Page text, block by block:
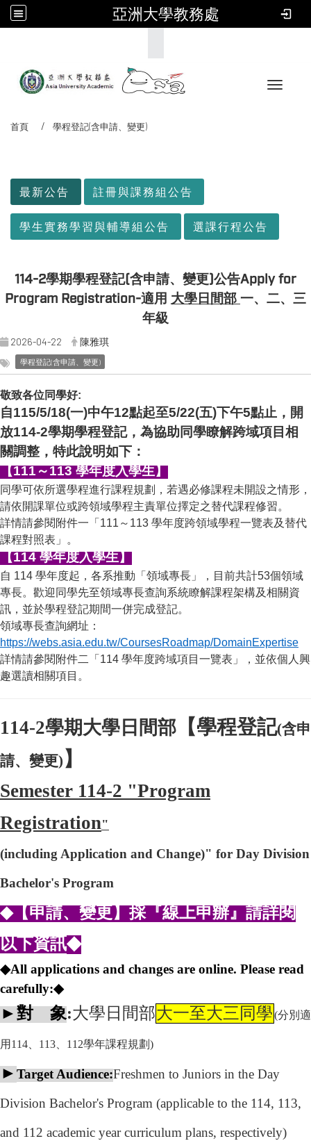
亞洲大學教務處
Toggle
首頁 學程登記(含申請、變更)
最新公告 註冊與課務組公告
學生實務學習與輔導組公告 選課行程公告
114-2學期學程登記(含申請、變更)公告Apply for
Program Registration-適用 大學日間部 一、二、三
年級
2026-04-22 陳雅琪
學程登記(含申請、變更)
敬致各位同學好:
自115/5/18(一)中午12點起至5/22(五)下午5點止，開
放114-2學期學程登記，為協助同學瞭解跨域項目相
關調整，特此說明如下：
【111～113 學年度入學生】
同學可依所選學程進行課程規劃，若遇必修課程未開設之情形，
請依開課單位或跨領域學程主責單位擇定之替代課程修習。
詳情請參閱附件一「111～113 學年度跨領域學程一覽表及替代
課程對照表」。
【114 學年度入學生】
自 114 學年度起，各系推動「領域專長」，目前共計53個領域
專長。歡迎同學先至領域專長查詢系統瞭解課程架構及相關資
訊，並於學程登記期間一併完成登記。
領域專長查詢網址：
https://webs.asia.edu.tw/CoursesRoadmap/DomainExpertise
詳情請參閱附件二「114 學年度跨域項目一覽表」，並依個人興
趣選讀相關項目。
114-2學期大學日間部 【學程登記(含申
請、變更) 】
Semester 114-2 "Program
Registration"
(including Application and Change)" for Day Division
Bachelor's Program
◆【申請、變更】採『線上申辦』請詳閱
以下資訊◆
◆All applications and changes are online. Please read
carefully:◆
►對 象:大學日間部大一至大三同學(分別適
用114、113、112學年課程規劃)
► Target Audience:Freshmen to Juniors in the Day
Division Bachelor's Program (applicable to the 114, 113,
and 112 academic year curriculum plans, respectively)